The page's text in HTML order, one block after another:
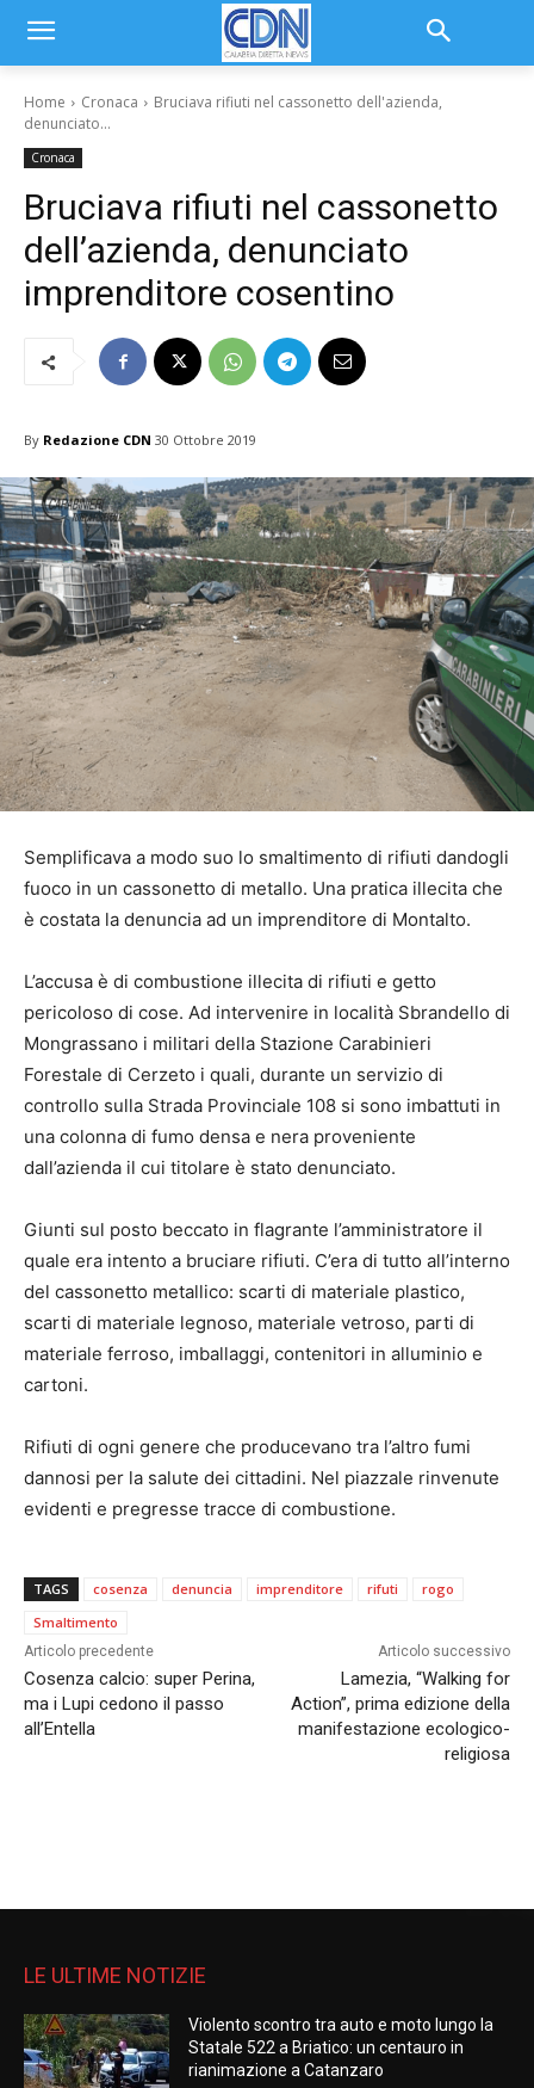
Home Cronaca
Bruciava rifiuti nel cassonetto dell'azienda,
denunciato...
Cronaca
Bruciava rifiuti nel cassonetto
dell’azienda, denunciato
imprenditore cosentino
By Redazione CDN 30 Ottobre 2019
Semplificava a modo suo lo smaltimento di rifiuti dandogli
fuoco in un cassonetto di metallo. Una pratica illecita che
è costata la denuncia ad un imprenditore di Montalto.
L’accusa è di combustione illecita di rifiuti e getto
pericoloso di cose. Ad intervenire in località Sbrandello di
Mongrassano i militari della Stazione Carabinieri
Forestale di Cerzeto i quali, durante un servizio di
controllo sulla Strada Provinciale 108 si sono imbattuti in
una colonna di fumo densa e nera proveniente
dall’azienda il cui titolare è stato denunciato.
Giunti sul posto beccato in flagrante l’amministratore il
quale era intento a bruciare rifiuti. C’era di tutto all’interno
del cassonetto metallico: scarti di materiale plastico,
scarti di materiale legnoso, materiale vetroso, parti di
materiale ferroso, imballaggi, contenitori in alluminio e
cartoni.
Rifiuti di ogni genere che producevano tra l’altro fumi
dannosi per la salute dei cittadini. Nel piazzale rinvenute
evidenti e pregresse tracce di combustione.
TAGS cosenza denuncia imprenditore rifuti
rogo
Smaltimento
Articolo precedente
Cosenza calcio: super Perina,
ma i Lupi cedono il passo
all’Entella
Articolo successivo
Lamezia, “Walking for
Action”, prima edizione della
manifestazione ecologico-
religiosa
LE ULTIME NOTIZIE
Violento scontro tra auto e moto lungo la
Statale 522 a Briatico: un centauro in
rianimazione a Catanzaro